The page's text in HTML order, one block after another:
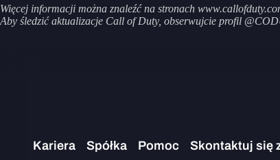
Więcej informacji można znaleźć na stronach
Aby śledzić aktualizacje Call of Duty, obserwujcie profil